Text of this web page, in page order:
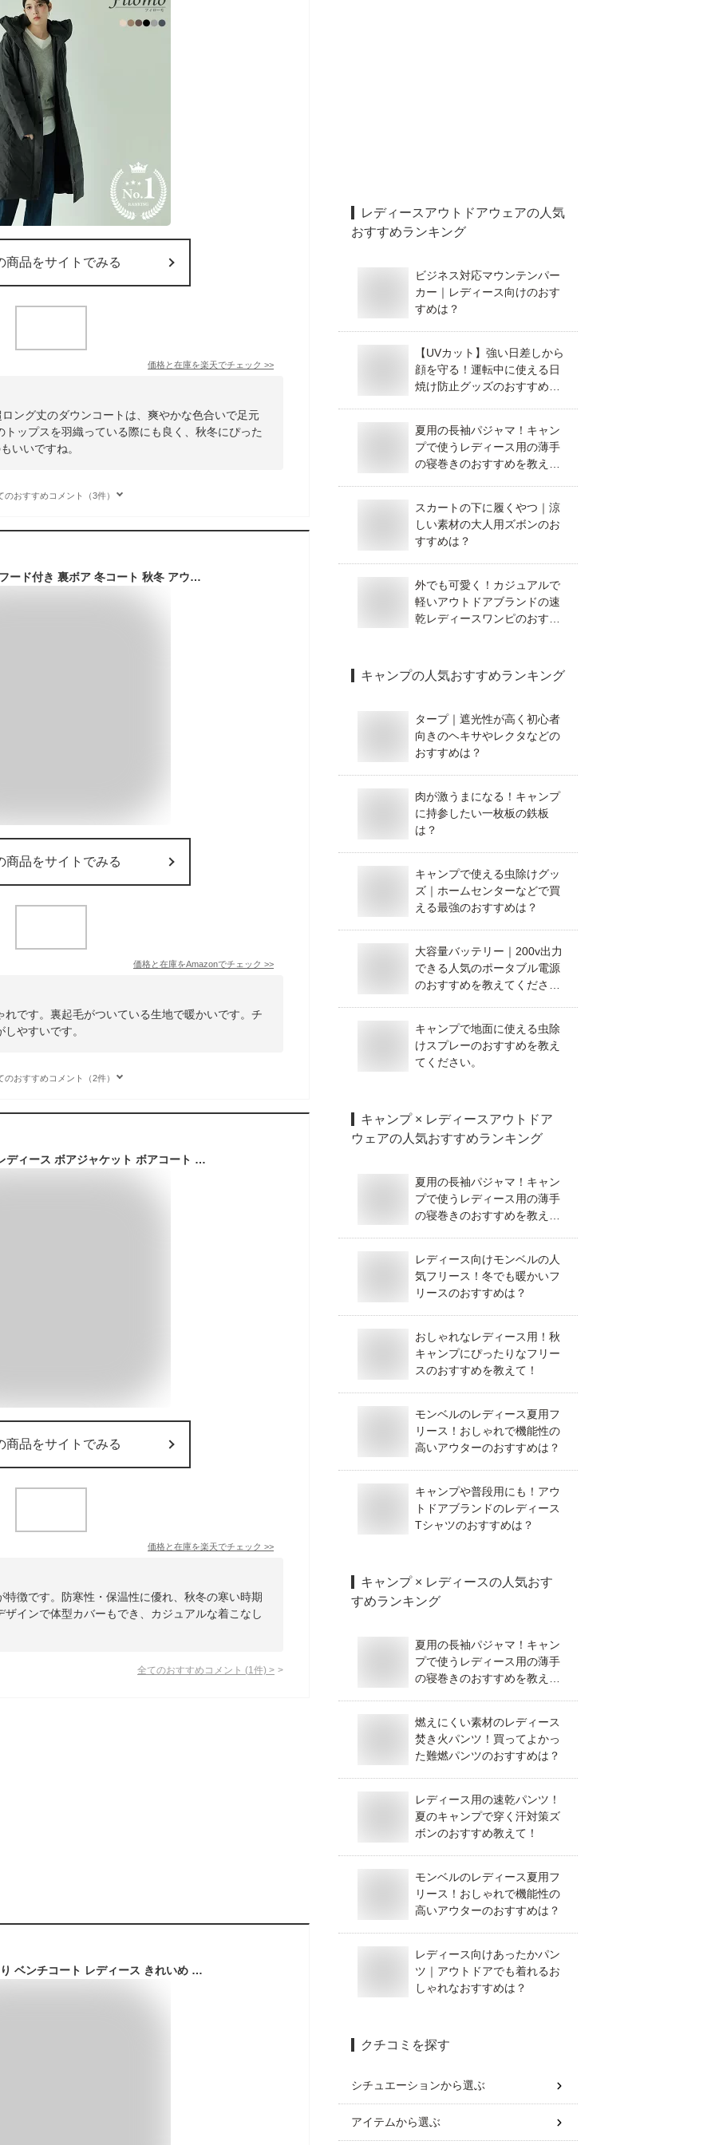
商品をサイトでみる
価格と在庫を楽天でチェック >>
ング丈のダウンコートは、爽やかな色合いで足元
ップスを羽織っている際にも良く、秋冬にぴった
いいですね。
のおすすめコメント（3件）
モッズコート 裏起毛 フード付き 裏ボア 冬コート 秋冬 アウター レディース 厚手 フード付き トレンチ コート ロング オーバーサイズ 大きいサイズ マウンテンパーカー ミリタリージャケット 通勤 カジュアル 黒
商品をサイトでみる
価格と在庫をAmazonでチェック >>
です。裏起毛がついている生地で暖かいです。チ
やすいです。
のおすすめコメント（2件）
フリースジャケット レディース ボアジャケット ボアコート パーカー ブルゾン 軽量 もこもこ 無地 防寒 保温 秋冬 体型カバー ゆったり アウター
商品をサイトでみる
価格と在庫を楽天でチェック >>
徴です。防寒性・保温性に優れ、秋冬の寒い時期
インで体型カバーもでき、カジュアルな着こなし
全てのおすすめコメント (1 件) >
300円OFF★短納期あり ベンチコート レディース きれいめ 膝下 ベンチコート ジュニア フード付き 大人 女の子 160 冬 ベンチコート ジュニア スポーツ 体型カバー 大きいサイズ 防寒 ロングコート 中綿アウター ベンチコート 女の子 子供 おしゃれ 厚手 通勤 通学 送料無料
レディースアウトドアウェアの人気
おすすめランキング
ビジネス対応マウンテンパー
カー｜レディース向けのおす
すめは？
【UVカット】強い日差しから
顔を守る！運転中に使える日
焼け防止グッズのおすすめを
夏用の長袖パジャマ！キャン
プで使うレディース用の薄手
の寝巻きのおすすめを教え
スカートの下に履くやつ｜涼
しい素材の大人用ズボンのお
すすめは？
外でも可愛く！カジュアルで
軽いアウトドアブランドの速
乾レディースワンピのおすす
キャンプの人気おすすめランキング
タープ｜遮光性が高く初心者
向きのヘキサやレクタなどの
おすすめは？
肉が激うまになる！キャンプ
に持参したい一枚板の鉄板
は？
キャンプで使える虫除けグッ
ズ｜ホームセンターなどで買
える最強のおすすめは？
大容量バッテリー｜200v出力
できる人気のポータブル電源
のおすすめを教えてくださ
キャンプで地面に使える虫除
けスプレーのおすすめを教え
てください。
キャンプ × レディースアウトドア
ウェアの人気おすすめランキング
夏用の長袖パジャマ！キャン
プで使うレディース用の薄手
の寝巻きのおすすめを教え
レディース向けモンベルの人
気フリース！冬でも暖かいフ
リースのおすすめは？
おしゃれなレディース用！秋
キャンプにぴったりなフリー
スのおすすめを教えて！
モンベルのレディース夏用フ
リース！おしゃれで機能性の
高いアウターのおすすめは？
キャンプや普段用にも！アウ
トドアブランドのレディース
Tシャツのおすすめは？
キャンプ × レディースの人気おす
すめランキング
夏用の長袖パジャマ！キャン
プで使うレディース用の薄手
の寝巻きのおすすめを教え
燃えにくい素材のレディース
焚き火パンツ！買ってよかっ
た難燃パンツのおすすめは？
レディース用の速乾パンツ！
夏のキャンプで穿く汗対策ズ
ボンのおすすめ教えて！
モンベルのレディース夏用フ
リース！おしゃれで機能性の
高いアウターのおすすめは？
レディース向けあったかパン
ツ｜アウトドアでも着れるお
しゃれなおすすめは？
クチコミを探す
シチュエーションから選ぶ
アイテムから選ぶ